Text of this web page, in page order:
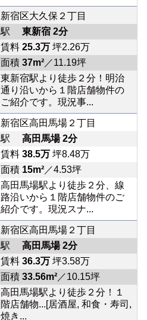
新宿区大久保２丁目
駅 東新宿 2分
賃料 25.3万坪2.26万
面積 37m²／11.19坪
東新宿駅より徒歩２分！明治
通り沿いから１階店舗物件の
ご紹介です。現況事...
新宿区高田馬場２丁目
駅 高田馬場 2分
賃料 38.5万坪8.48万
面積 15m²／4.53坪
高田馬場駅より徒歩２分、線
路沿いから１階店舗物件のご
紹介です。現況スナ...
新宿区高田馬場２丁目
駅 高田馬場 2分
賃料 36.3万坪3.58万
面積 33.56m²／10.15坪
高田馬場駅より徒歩２分！１
階店舗物...[居酒屋, 和食・寿司,
焼き...